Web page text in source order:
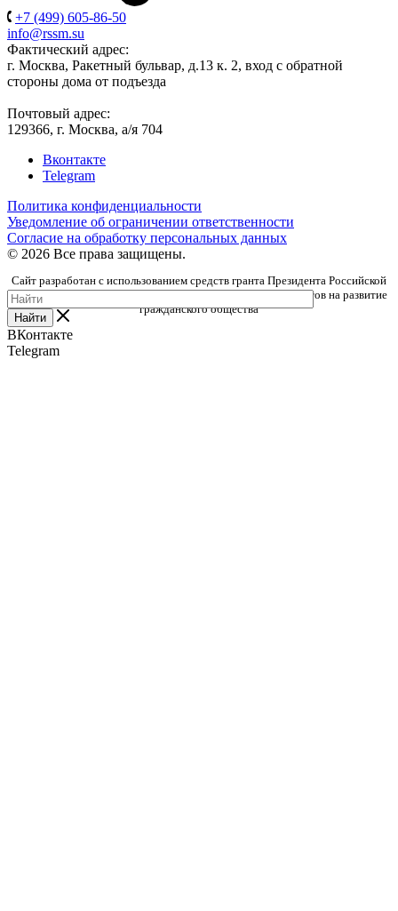
+7 (499) 605-86-50
info@rssm.su
Фактический адрес:
г. Москва, Ракетный бульвар, д.13 к. 2, вход с обратной
стороны дома от подъезда
Почтовый адрес:
129366, г. Москва, а/я 704
Вконтакте
Telegram
Политика конфиденциальности
Уведомление об ограничении ответственности
Согласие на обработку персональных данных
© 2026 Все права защищены.
Сайт разработан с использованием средств гранта Президента Российской
Федерации, предоставленного Фондом президентских грантов на развитие
гражданского общества
Найти
ВКонтакте
Telegram